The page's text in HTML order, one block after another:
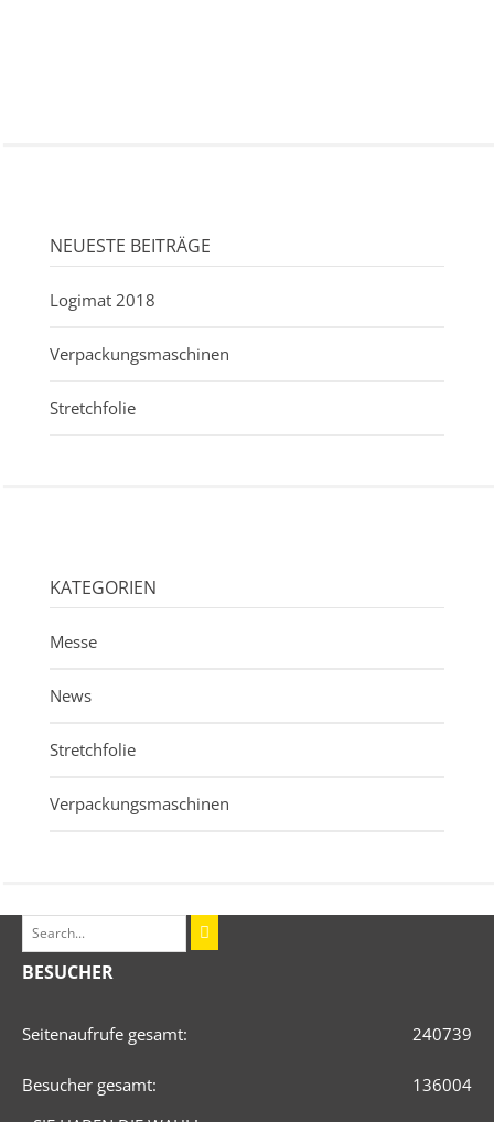
NEUESTE BEITRÄGE
Logimat 2018
Verpackungsmaschinen
Stretchfolie
KATEGORIEN
Messe
News
Stretchfolie
Verpackungsmaschinen
BESUCHER
240739
Seitenaufrufe gesamt:
136004
Besucher gesamt: